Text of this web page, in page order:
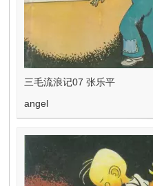
三毛流浪记07 张乐平
angel